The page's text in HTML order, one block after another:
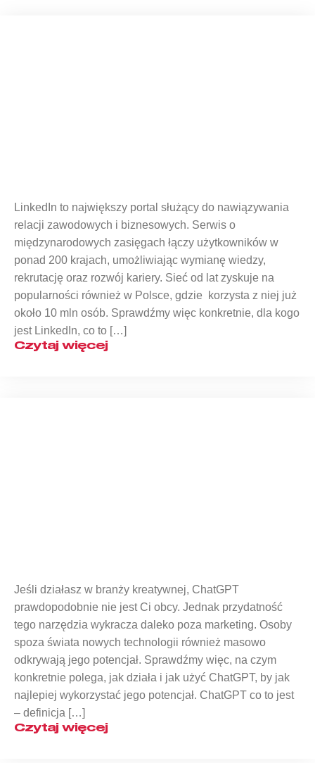
LinkedIn to największy portal służący do nawiązywania
relacji zawodowych i biznesowych. Serwis o
międzynarodowych zasięgach łączy użytkowników w
ponad 200 krajach, umożliwiając wymianę wiedzy,
rekrutację oraz rozwój kariery. Sieć od lat zyskuje na
popularności również w Polsce, gdzie korzysta z niej już
około 10 mln osób. Sprawdźmy więc konkretnie, dla kogo
jest LinkedIn, co to […]
Czytaj więcej
Jeśli działasz w branży kreatywnej, ChatGPT
prawdopodobnie nie jest Ci obcy. Jednak przydatność
tego narzędzia wykracza daleko poza marketing. Osoby
spoza świata nowych technologii również masowo
odkrywają jego potencjał. Sprawdźmy więc, na czym
konkretnie polega, jak działa i jak użyć ChatGPT, by jak
najlepiej wykorzystać jego potencjał. ChatGPT co to jest
– definicja […]
Czytaj więcej